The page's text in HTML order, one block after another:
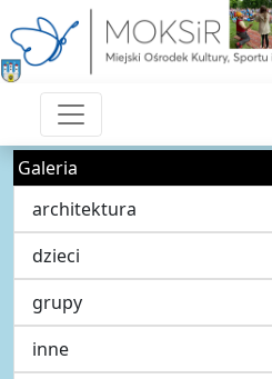
Galeria
architektura
dzieci
grupy
inne